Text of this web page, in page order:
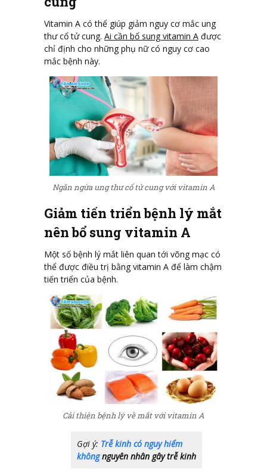
Vitamin A có thể giúp giảm nguy cơ mắc ung
thư cổ tử cung. Ai cần bổ sung vitamin A được
chỉ định cho những phụ nữ có nguy cơ cao
mắc bệnh này.
Ngăn ngừa ung thư cổ tử cung với vitamin A
Giảm tiến triển bệnh lý mắt
nên bổ sung vitamin A
Một số bệnh lý mắt liên quan tới võng mạc có
thể được điều trị bằng vitamin A để làm chậm
tiến triển của bệnh.
Cải thiện bệnh lý về mắt với vitamin A
Gợi ý: Trễ kinh có nguy hiểm
khôngnguyên nhân gây trễ kinh